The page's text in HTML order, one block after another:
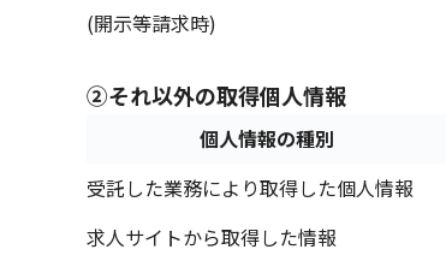
(開示等請求時)
②それ以外の取得個人情報
個人情報の種別
受託した業務により取得した個人情報
求人サイトから取得した情報